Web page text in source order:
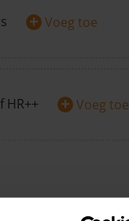
+ Voeg toe
HR++ + Voeg toe